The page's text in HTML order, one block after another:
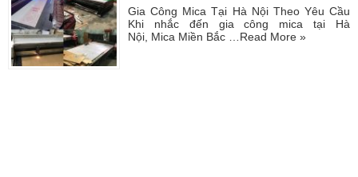
Gia Công Mica Tại Hà Nội Theo Yêu Cầu
Khi nhắc đến gia công mica tại Hà
Nội, Mica Miền Bắc …Read More »